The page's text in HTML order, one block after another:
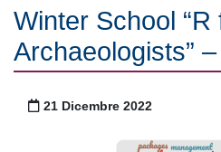
Winter School “R
Archaeologists”
Pubblicato il
21 Dicembre 2022